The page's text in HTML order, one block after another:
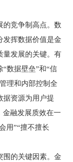
竞争制高点。数
发挥数据价值是金
量发展的关键。有
数据壁垒”和“信
理和内部控制全
据资源为用户提
金融发展质效在一
用”“擅不擅长
的关键因素。金